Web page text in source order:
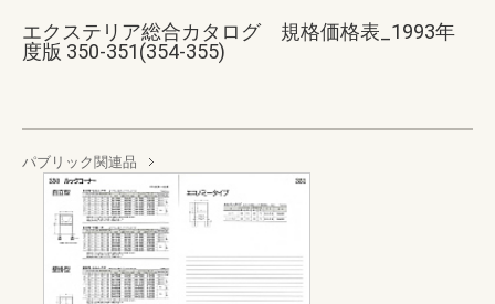
エクステリア総合カタログ 規格価格表_1993年
度版 350-351(354-355)
パブリック関連品